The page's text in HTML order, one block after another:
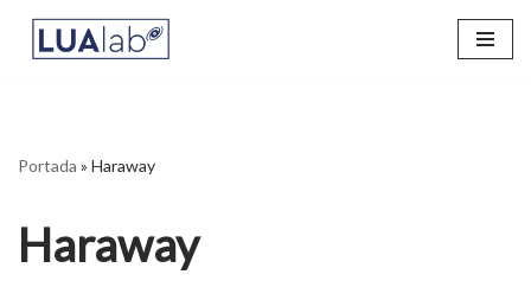
Saltar
Portada » Haraway
Haraway